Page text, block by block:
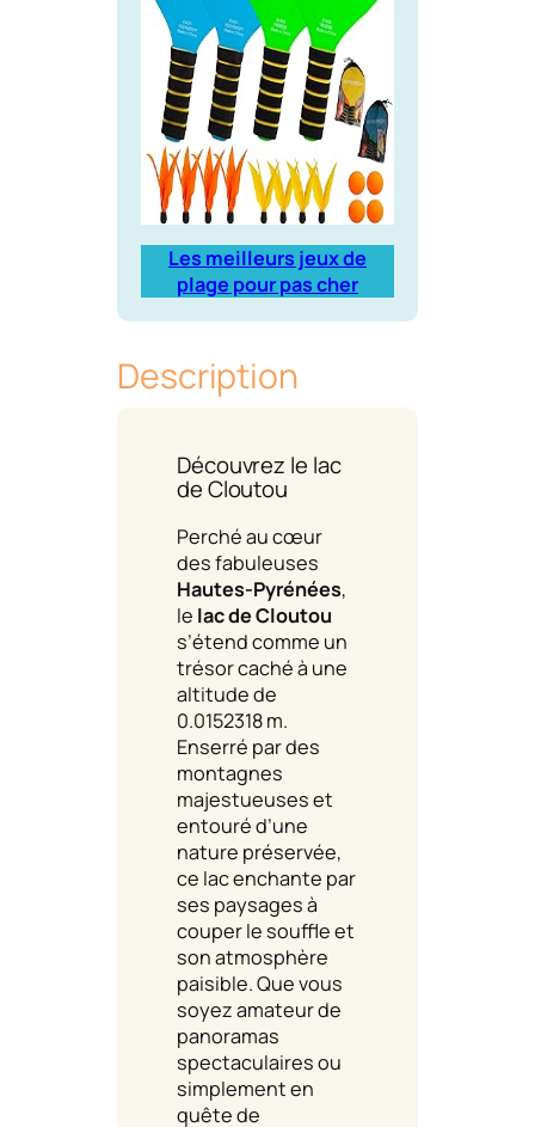
Les meilleurs jeux de
plage pour pas cher
Description
Découvrez le lac
de Cloutou
Perché au cœur
des fabuleuses
Hautes-Pyrénées,
le lac de Cloutou
s’étend comme un
trésor caché à une
altitude de
0.0152318 m.
Enserré par des
montagnes
majestueuses et
entouré d’une
nature préservée,
ce lac enchante par
ses paysages à
couper le souffle et
son atmosphère
paisible. Que vous
soyez amateur de
panoramas
spectaculaires ou
simplement en
quête de